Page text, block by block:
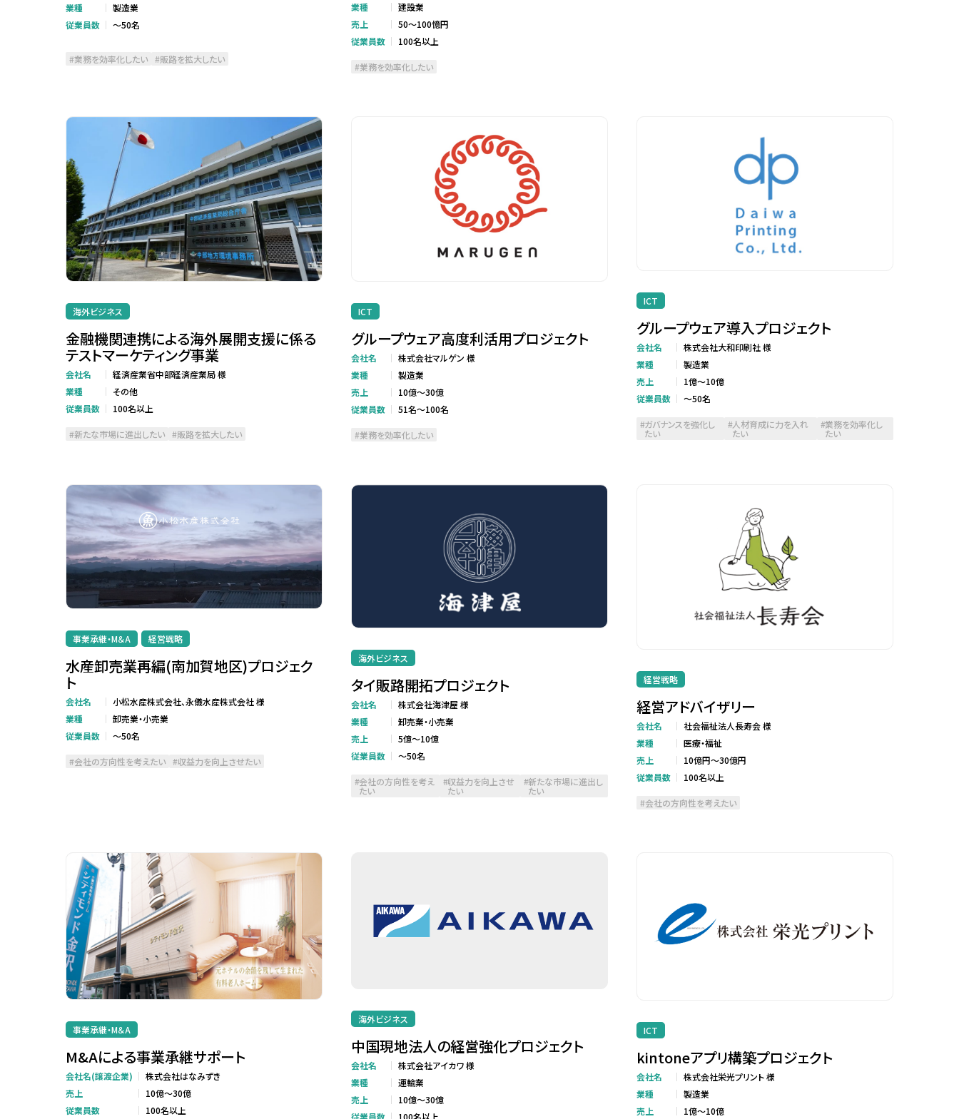
業種
製造業
従業員数
～50名
業務を効率化したい 販路を拡大したい
業種
建設業
売上
50～100憶円
従業員数
100名以上
業務を効率化したい
海外ビジネス
金融機関連携による海外展開支援に係る
テストマーケティング事業
会社名
経済産業省中部経済産業局 様
業種
その他
従業員数
100名以上
新たな市場に進出したい 販路を拡大したい
ICT
グループウェア高度利活用プロジェクト
会社名
株式会社マルゲン 様
業種
製造業
売上
10億～30億
従業員数
51名～100名
業務を効率化したい
ICT
グループウェア導入プロジェクト
会社名
株式会社大和印刷社 様
業種
製造業
売上
1億～10億
従業員数
～50名
ガバナンスを強化し
たい
人材育成に力を入れ
たい
業務を効率化し
たい
事業承継・M＆A 経営戦略
水産卸売業再編(南加賀地区)プロジェク
ト
会社名
小松水産株式会社、永儀水産株式会社 様
業種
卸売業・小売業
従業員数
～50名
会社の方向性を考えたい 収益力を向上させたい
海外ビジネス
タイ販路開拓プロジェクト
会社名
株式会社海津屋 様
業種
卸売業・小売業
売上
5億～10億
従業員数
～50名
会社の方向性を考え
たい
収益力を向上させ
たい
新たな市場に進出し
たい
経営戦略
経営アドバイザリー
会社名
社会福祉法人長寿会 様
業種
医療・福祉
売上
10億円～30億円
従業員数
100名以上
会社の方向性を考えたい
事業承継・M＆A
M&Aによる事業承継サポート
会社名(譲渡企業)
株式会社はなみずき
売上
10億～30億
従業員数
100名以上
海外ビジネス
中国現地法人の経営強化プロジェクト
会社名
株式会社アイカワ 様
業種
運輸業
売上
10億～30億
従業員数
100名以上
ICT
kintoneアプリ構築プロジェクト
会社名
株式会社栄光プリント 様
業種
製造業
売上
1億～10億